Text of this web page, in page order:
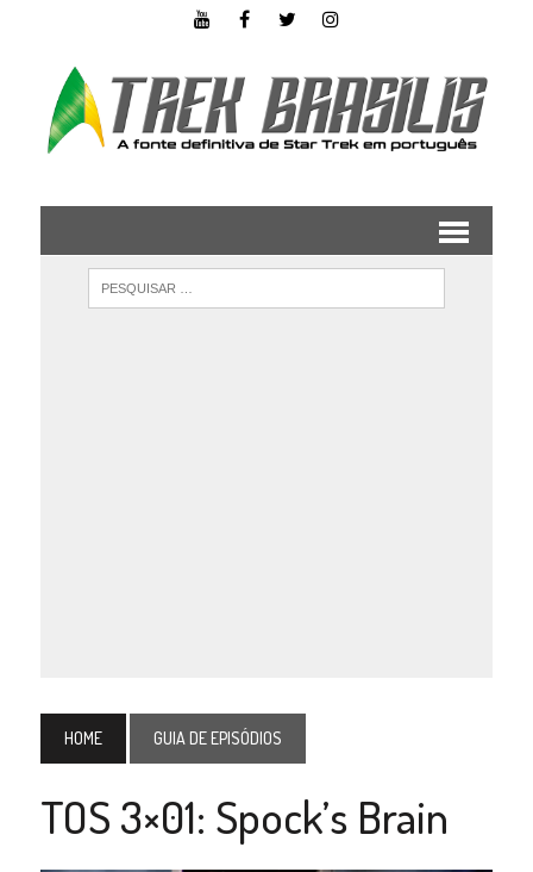
HOME GUIA DE EPISÓDIOS
TOS 3×01: Spock’s Brain